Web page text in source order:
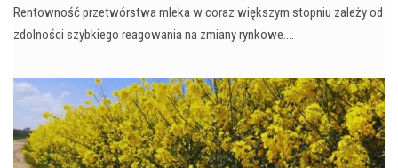
Rentowność przetwórstwa mleka w coraz większym stopniu zależy od
zdolności szybkiego reagowania na zmiany rynkowe.…